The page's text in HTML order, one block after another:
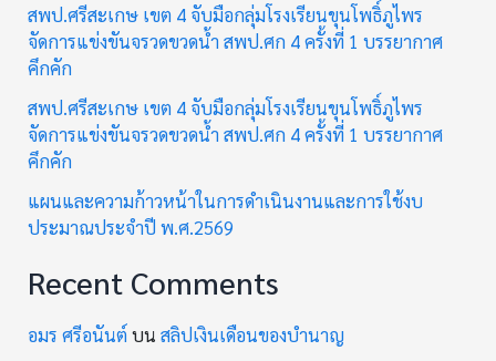
สพป.ศรีสะเกษ เขต 4 จับมือกลุ่มโรงเรียนขุนโพธิ์ภูไพร
จัดการแข่งขันจรวดขวดน้ำ สพป.ศก 4 ครั้งที่ 1 บรรยากาศ
คึกคัก
สพป.ศรีสะเกษ เขต 4 จับมือกลุ่มโรงเรียนขุนโพธิ์ภูไพร
จัดการแข่งขันจรวดขวดน้ำ สพป.ศก 4 ครั้งที่ 1 บรรยากาศ
คึกคัก
แผนและความก้าวหน้าในการดำเนินงานและการใช้งบ
ประมาณประจำปี พ.ศ.2569
Recent Comments
อมร ศรีอนันต์ บนสลิปเงินเดือนของบำนาญ